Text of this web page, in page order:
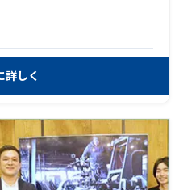
詳しく